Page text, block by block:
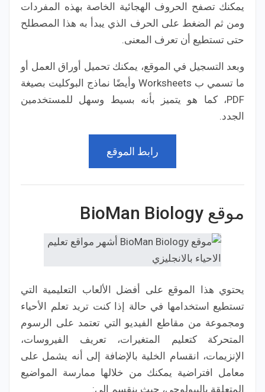
يمكنك تصفح الحروف الهجائية الخاصة بهذه المفردات
ومن ثم الضغط على الحرف الذي يبدأ به هذا المصطلح
حتى تستطيع أن تعرف المعنى.
وبعد التسجيل في الموقع، يمكنك تحميل أوراق العمل أو
ما تسمي ب Worksheets وأيضًا نماذج البوكليت بصيغة
PDF، كما هو يتميز بأنه بسيط وسهل للمستخدمين
الجدد.
رابط الموقع
موقع BioMan Biology
يحتوي هذا الموقع على أفضل الألعاب التعليمية التي
تستطيع استخدامها في حالة إذا كنت تريد تعلم الأحياء
ومجموعة من مقاطع الفيديو التي تعتمد على الرسوم
المتحركة كتعليم المتغيرات، تعريف الفيروسات،
الإنزيمات، انقسام الخلية بالإضافة إلى أنه يشمل على
معامل افتراضية يمكنك من خلالها ممارسة المواضيع
المتعلقة بالبيولوجي، حيث ينقسم إلى: